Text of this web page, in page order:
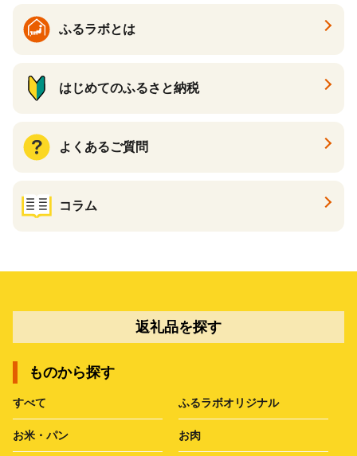
ふるラボとは
はじめてのふるさと納税
よくあるご質問
コラム
返礼品を探す
ものから探す
すべて ふるラボオリジナル
お米・パン お肉